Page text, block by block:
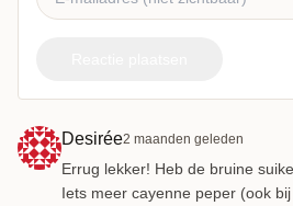
Desirée2 maanden geleden
Errug lekker! Heb de bruine
Iets meer cayenne peper (ook